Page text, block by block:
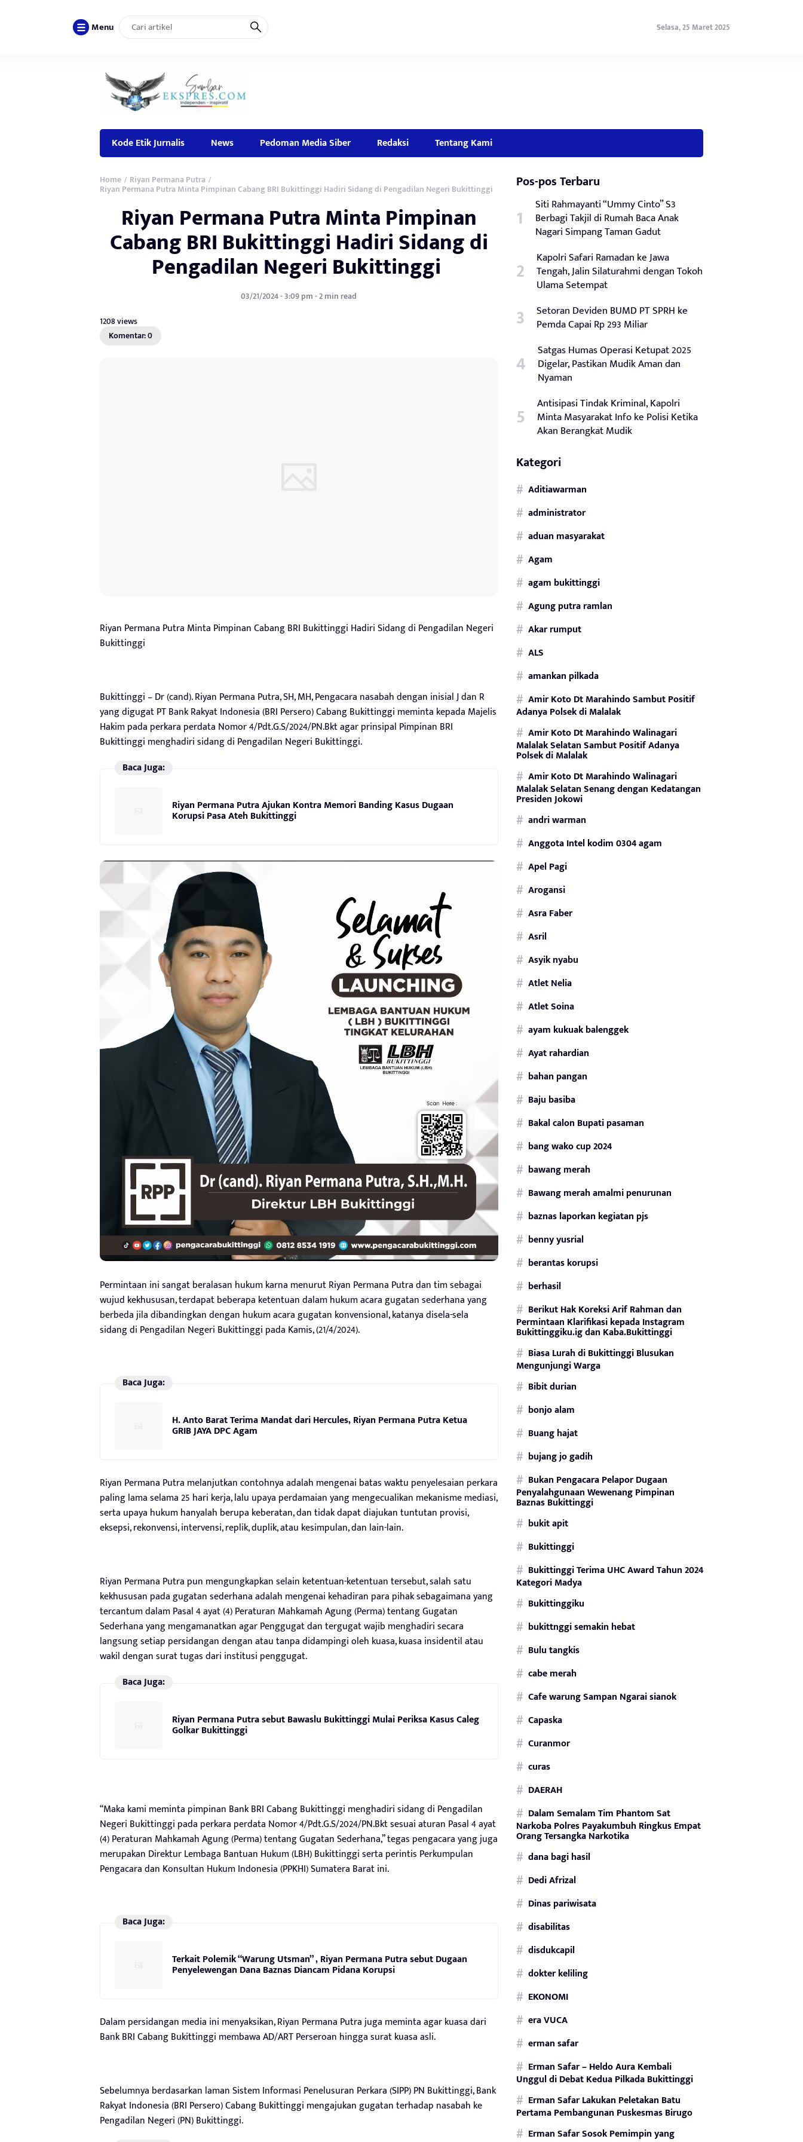
Menu Selasa, 25 Maret 2025
Kode Etik Jurnalis News Pedoman Media Siber Redaksi Tentang Kami
Home / Riyan Permana Putra /
Riyan Permana Putra Minta Pimpinan Cabang BRI Bukittinggi Hadiri Sidang di Pengadilan Negeri Bukittinggi
Riyan Permana Putra Minta Pimpinan
Cabang BRI Bukittinggi Hadiri Sidang di
Pengadilan Negeri Bukittinggi
03/21/2024 - 3:09 pm - 2 min read
1208 views
Komentar: 0
Riyan Permana Putra Minta Pimpinan Cabang BRI Bukittinggi Hadiri Sidang di Pengadilan Negeri
Bukittinggi
Bukittinggi – Dr (cand). Riyan Permana Putra, SH, MH, Pengacara nasabah dengan inisial J dan R
yang digugat PT Bank Rakyat Indonesia (BRI Persero) Cabang Bukittinggi meminta kepada Majelis
Hakim pada perkara perdata Nomor 4/Pdt.G.S/2024/PN.Bkt agar prinsipal Pimpinan BRI
Bukittinggi menghadiri sidang di Pengadilan Negeri Bukittinggi.
Baca Juga:
Riyan Permana Putra Ajukan Kontra Memori Banding Kasus Dugaan
Korupsi Pasa Ateh Bukittinggi
Permintaan ini sangat beralasan hukum karna menurut Riyan Permana Putra dan tim sebagai
wujud kekhususan, terdapat beberapa ketentuan dalam hukum acara gugatan sederhana yang
berbeda jila dibandingkan dengan hukum acara gugatan konvensional, katanya disela-sela
sidang di Pengadilan Negeri Bukittinggi pada Kamis, (21/4/2024).
Baca Juga:
H. Anto Barat Terima Mandat dari Hercules, Riyan Permana Putra Ketua
GRIB JAYA DPC Agam
Riyan Permana Putra melanjutkan contohnya adalah mengenai batas waktu penyelesaian perkara
paling lama selama 25 hari kerja, lalu upaya perdamaian yang mengecualikan mekanisme mediasi,
serta upaya hukum hanyalah berupa keberatan, dan tidak dapat diajukan tuntutan provisi,
eksepsi, rekonvensi, intervensi, replik, duplik, atau kesimpulan, dan lain-lain.
Riyan Permana Putra pun mengungkapkan selain ketentuan-ketentuan tersebut, salah satu
kekhususan pada gugatan sederhana adalah mengenai kehadiran para pihak sebagaimana yang
tercantum dalam Pasal 4 ayat (4) Peraturan Mahkamah Agung (Perma) tentang Gugatan
Sederhana yang mengamanatkan agar Penggugat dan tergugat wajib menghadiri secara
langsung setiap persidangan dengan atau tanpa didampingi oleh kuasa, kuasa insidentil atau
wakil dengan surat tugas dari institusi penggugat.
Baca Juga:
Riyan Permana Putra sebut Bawaslu Bukittinggi Mulai Periksa Kasus Caleg
Golkar Bukittinggi
“Maka kami meminta pimpinan Bank BRI Cabang Bukittinggi menghadiri sidang di Pengadilan
Negeri Bukittinggi pada perkara perdata Nomor 4/Pdt.G.S/2024/PN.Bkt sesuai aturan Pasal 4 ayat
(4) Peraturan Mahkamah Agung (Perma) tentang Gugatan Sederhana,” tegas pengacara yang juga
merupakan Direktur Lembaga Bantuan Hukum (LBH) Bukittinggi serta perintis Perkumpulan
Pengacara dan Konsultan Hukum Indonesia (PPKHI) Sumatera Barat ini.
Baca Juga:
Terkait Polemik “Warung Utsman” , Riyan Permana Putra sebut Dugaan
Penyelewengan Dana Baznas Diancam Pidana Korupsi
Dalam persidangan media ini menyaksikan, Riyan Permana Putra juga meminta agar kuasa dari
Bank BRI Cabang Bukittinggi membawa AD/ART Perseroan hingga surat kuasa asli.
Sebelumnya berdasarkan laman Sistem Informasi Penelusuran Perkara (SIPP) PN Bukittinggi, Bank
Rakyat Indonesia (BRI Persero) Cabang Bukittinggi mengajukan gugatan terhadap nasabah ke
Pengadilan Negeri (PN) Bukittinggi.
Pos-pos Terbaru
Siti Rahmayanti “Ummy Cinto” S3
Berbagi Takjil di Rumah Baca Anak
Nagari Simpang Taman Gadut
Kapolri Safari Ramadan ke Jawa
Tengah, Jalin Silaturahmi dengan Tokoh
Ulama Setempat
Setoran Deviden BUMD PT SPRH ke
Pemda Capai Rp 293 Miliar
Satgas Humas Operasi Ketupat 2025
Digelar, Pastikan Mudik Aman dan
Nyaman
Antisipasi Tindak Kriminal, Kapolri
Minta Masyarakat Info ke Polisi Ketika
Akan Berangkat Mudik
Kategori
Aditiawarman
administrator
aduan masyarakat
Agam
agam bukittinggi
Agung putra ramlan
Akar rumput
ALS
amankan pilkada
Amir Koto Dt Marahindo Sambut Positif
Adanya Polsek di Malalak
Amir Koto Dt Marahindo Walinagari
Malalak Selatan Sambut Positif Adanya
Polsek di Malalak
Amir Koto Dt Marahindo Walinagari
Malalak Selatan Senang dengan Kedatangan
Presiden Jokowi
andri warman
Anggota Intel kodim 0304 agam
Apel Pagi
Arogansi
Asra Faber
Asril
Asyik nyabu
Atlet Nelia
Atlet Soina
ayam kukuak balenggek
Ayat rahardian
bahan pangan
Baju basiba
Bakal calon Bupati pasaman
bang wako cup 2024
bawang merah
Bawang merah amalmi penurunan
baznas laporkan kegiatan pjs
benny yusrial
berantas korupsi
berhasil
Berikut Hak Koreksi Arif Rahman dan
Permintaan Klarifikasi kepada Instagram
Bukittinggiku.ig dan Kaba.Bukittinggi
Biasa Lurah di Bukittinggi Blusukan
Mengunjungi Warga
Bibit durian
bonjo alam
Buang hajat
bujang jo gadih
Bukan Pengacara Pelapor Dugaan
Penyalahgunaan Wewenang Pimpinan
Baznas Bukittinggi
bukit apit
Bukittinggi
Bukittinggi Terima UHC Award Tahun 2024
Kategori Madya
Bukittinggiku
bukittnggi semakin hebat
Bulu tangkis
cabe merah
Cafe warung Sampan Ngarai sianok
Capaska
Curanmor
curas
DAERAH
Dalam Semalam Tim Phantom Sat
Narkoba Polres Payakumbuh Ringkus Empat
Orang Tersangka Narkotika
dana bagi hasil
Dedi Afrizal
Dinas pariwisata
disabilitas
disdukcapil
dokter keliling
EKONOMI
era VUCA
erman safar
Erman Safar – Heldo Aura Kembali
Unggul di Debat Kedua Pilkada Bukittinggi
Erman Safar Lakukan Peletakan Batu
Pertama Pembangunan Puskesmas Birugo
Erman Safar Sosok Pemimpin yang